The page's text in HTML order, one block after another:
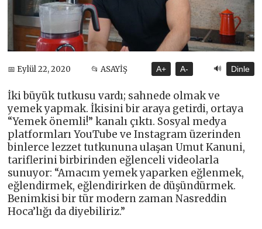
📅 Eylül 22, 2020 📂 ASAYİŞ A+ A- 🔊 Dinle
İki büyük tutkusu vardı; sahnede olmak ve
yemek yapmak. İkisini bir araya getirdi, ortaya
“Yemek önemli!” kanalı çıktı. Sosyal medya
platformları YouTube ve Instagram üzerinden
binlerce lezzet tutkununa ulaşan Umut Kanuni,
tariflerini birbirinden eğlenceli videolarla
sunuyor: “Amacım yemek yaparken eğlenmek,
eğlendirmek, eğlendirirken de düşündürmek.
Benimkisi bir tür modern zaman Nasreddin
Hoca’lığı da diyebiliriz.”